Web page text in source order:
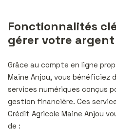
Fonctionnalités
gérer votre
Grâce au compte en ligne
Maine Anjou, vous bénéficiez
services numériques conçus
gestion financière. Ces
Crédit Agricole Maine Anjou
de :